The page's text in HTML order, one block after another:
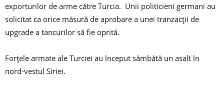
exporturilor de arme către Turcia. Unii politicieni germani au
solicitat ca orice măsură de aprobare a unei tranzacții de
upgrade a tancurilor să fie oprită.
Forțele armate ale Turciei au început sâmbătă un asalt în
nord-vestul Siriei.